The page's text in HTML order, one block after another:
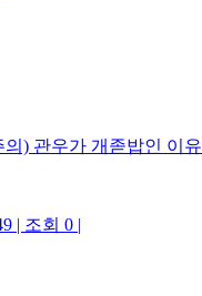
) 관우가 개졷밥인 이유
| 조회 0 |